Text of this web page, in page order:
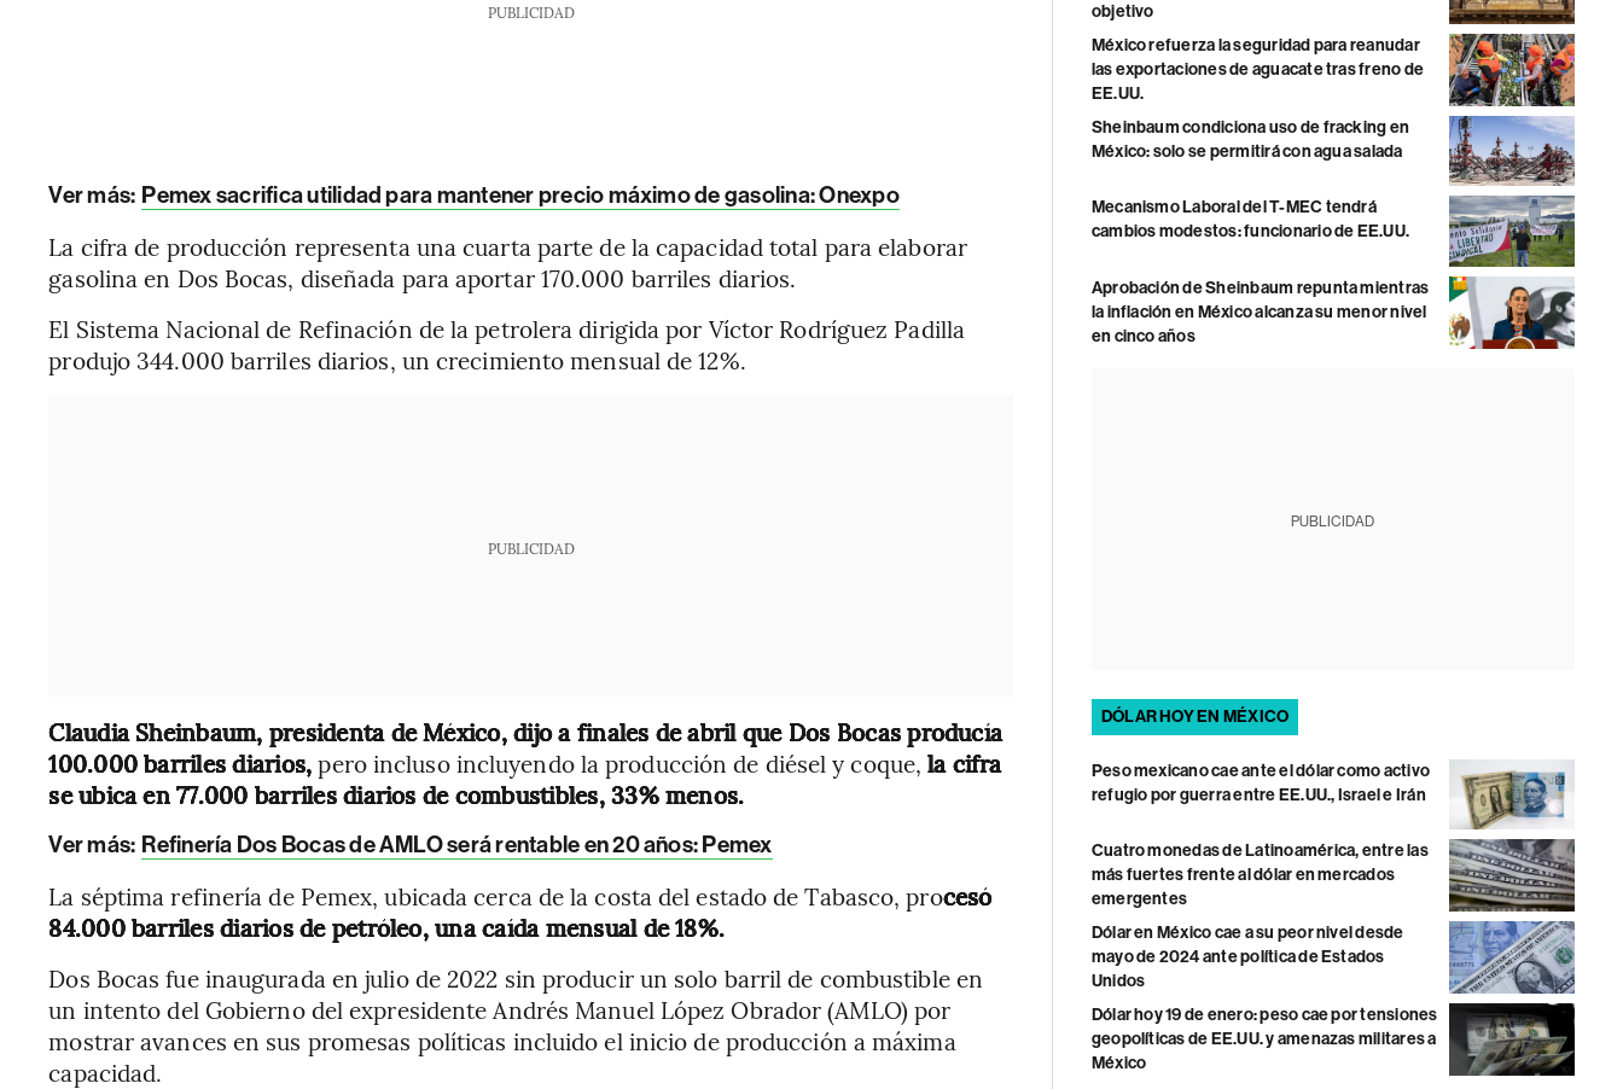
PUBLICIDAD
Ver más: Pemex sacrifica utilidad para mantener precio máximo de gasolina: Onexpo
La cifra de producción representa una cuarta parte de la capacidad total para elaborar
gasolina en Dos Bocas, diseñada para aportar 170.000 barriles diarios.
El Sistema Nacional de Refinación de la petrolera dirigida por Víctor Rodríguez Padilla
produjo 344.000 barriles diarios, un crecimiento mensual de 12%.
PUBLICIDAD
Claudia Sheinbaum, presidenta de México, dijo a finales de abril que Dos Bocas producía
100.000 barriles diarios,pero incluso incluyendo la producción de diésel y coque,la cifra
se ubica en 77.000 barriles diarios de combustibles, 33% menos.
Ver más: Refinería Dos Bocas de AMLO será rentable en 20 años: Pemex
La séptima refinería de Pemex, ubicada cerca de la costa del estado de Tabasco, procesó
84.000 barriles diarios de petróleo, una caída mensual de 18%.
Dos Bocas fue inaugurada en julio de 2022 sin producir un solo barril de combustible en
un intento del Gobierno del expresidente Andrés Manuel López Obrador (AMLO) por
mostrar avances en sus promesas políticas incluido el inicio de producción a máxima
capacidad.
objetivo
México refuerza la seguridad para reanudar
las exportaciones de aguacate tras freno de
EE.UU.
Sheinbaum condiciona uso de fracking en
México: solo se permitirá con agua salada
Mecanismo Laboral del T-MEC tendrá
cambios modestos: funcionario de EE.UU.
Aprobación de Sheinbaum repunta mientras
la inflación en México alcanza su menor nivel
en cinco años
PUBLICIDAD
DÓLAR HOY EN MÉXICO
Peso mexicano cae ante el dólar como activo
refugio por guerra entre EE.UU., Israel e Irán
Cuatro monedas de Latinoamérica, entre las
más fuertes frente al dólar en mercados
emergentes
Dólar en México cae a su peor nivel desde
mayo de 2024 ante política de Estados
Unidos
Dólar hoy 19 de enero: peso cae por tensiones
geopolíticas de EE.UU. y amenazas militares a
México